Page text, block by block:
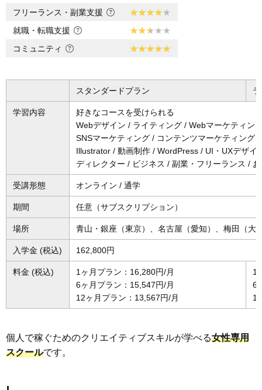
フリーランス・副業支援
就職・転職支援
コミュニティ
スタンダードプラン
学習内容
好きなコースを受けられる
Webデザイン / ライティング / Webマーケティン
SNSマーケティング / コンテンツマーケティング
Illustrator / 動画制作 / WordPress / UI・UXデザ
ディレクター / ビジネス / 副業・フリーランス /
受講形態 オンライン / 通学
期間 任意（サブスクリプション）
場所 青山・銀座（東京）、名古屋（愛知）、梅田（大
入学金 (税込) 162,800円
料金 (税込)
1ヶ月プラン：16,280円/月
6ヶ月プラン：15,547円/月
12ヶ月プラン：13,567円/月
1
6
個人で稼ぐためのクリエイティブスキルが学べる女性専用
スクールです。